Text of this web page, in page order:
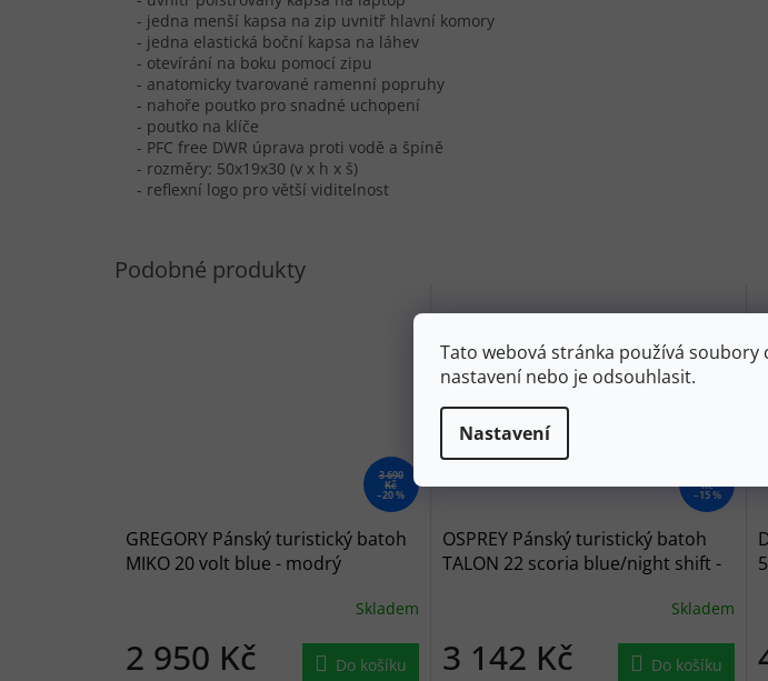
Tato webová stránka používá
nastavení nebo je odsouhlasit.
Nastavení
- jedna menší kapsa na zip uvnitř hlavní komory
- jedna elastická boční kapsa na láhev
- otevírání na boku pomocí zipu
- anatomicky tvarované ramenní popruhy
- nahoře poutko pro snadné uchopení
- poutko na klíče
- PFC free DWR úprava proti vodě a špíně
- rozměry: 50x19x30 (v x h x š)
- reflexní logo pro větší viditelnost
3 690
Kč
–20 %
GREGORY Pánský turistický batoh
MIKO 20 volt blue - modrý
Skladem
2 950 Kč Do košíku
Kč
–15 %
OSPREY Pánský turistický batoh
TALON 22 scoria blue/night shift -
Skladem
3 142 Kč Do košíku